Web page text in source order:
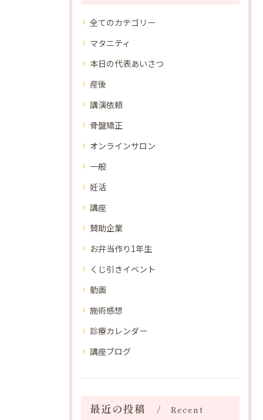
全てのカテゴリー
マタニティ
本日の代表あいさつ
産後
講演依頼
骨盤矯正
オンラインサロン
一般
妊活
講座
賛助企業
お弁当作り1年生
くじ引きイベント
動画
施術感想
診療カレンダー
講座ブログ
最近の投稿
Recent